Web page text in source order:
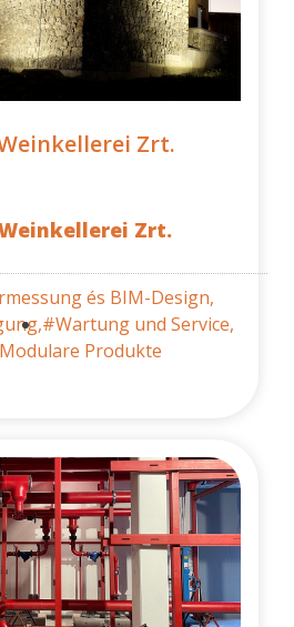
Zrt.
Zrt.
és BIM-Design,
#Wartung und Service,
Produkte